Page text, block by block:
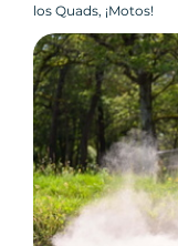
los Quads, ¡Motos!